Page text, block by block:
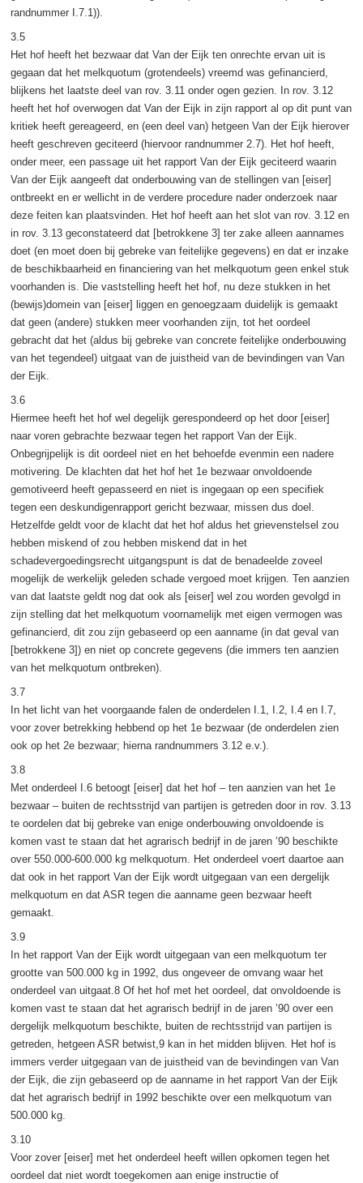
randnummer I.7.1)).
3.5
Het hof heeft het bezwaar dat Van der Eijk ten onrechte ervan uit is
gegaan dat het melkquotum (grotendeels) vreemd was gefinancierd,
blijkens het laatste deel van rov. 3.11 onder ogen gezien. In rov. 3.12
heeft het hof overwogen dat Van der Eijk in zijn rapport al op dit punt van
kritiek heeft gereageerd, en (een deel van) hetgeen Van der Eijk hierover
heeft geschreven geciteerd (hiervoor randnummer 2.7). Het hof heeft,
onder meer, een passage uit het rapport Van der Eijk geciteerd waarin
Van der Eijk aangeeft dat onderbouwing van de stellingen van [eiser]
ontbreekt en er wellicht in de verdere procedure nader onderzoek naar
deze feiten kan plaatsvinden. Het hof heeft aan het slot van rov. 3.12 en
in rov. 3.13 geconstateerd dat [betrokkene 3] ter zake alleen aannames
doet (en moet doen bij gebreke van feitelijke gegevens) en dat er inzake
de beschikbaarheid en financiering van het melkquotum geen enkel stuk
voorhanden is. Die vaststelling heeft het hof, nu deze stukken in het
(bewijs)domein van [eiser] liggen en genoegzaam duidelijk is gemaakt
dat geen (andere) stukken meer voorhanden zijn, tot het oordeel
gebracht dat het (aldus bij gebreke van concrete feitelijke onderbouwing
van het tegendeel) uitgaat van de juistheid van de bevindingen van Van
der Eijk.
3.6
Hiermee heeft het hof wel degelijk gerespondeerd op het door [eiser]
naar voren gebrachte bezwaar tegen het rapport Van der Eijk.
Onbegrijpelijk is dit oordeel niet en het behoefde evenmin een nadere
motivering. De klachten dat het hof het 1e bezwaar onvoldoende
gemotiveerd heeft gepasseerd en niet is ingegaan op een specifiek
tegen een deskundigenrapport gericht bezwaar, missen dus doel.
Hetzelfde geldt voor de klacht dat het hof aldus het grievenstelsel zou
hebben miskend of zou hebben miskend dat in het
schadevergoedingsrecht uitgangspunt is dat de benadeelde zoveel
mogelijk de werkelijk geleden schade vergoed moet krijgen. Ten aanzien
van dat laatste geldt nog dat ook als [eiser] wel zou worden gevolgd in
zijn stelling dat het melkquotum voornamelijk met eigen vermogen was
gefinancierd, dit zou zijn gebaseerd op een aanname (in dat geval van
[betrokkene 3]) en niet op concrete gegevens (die immers ten aanzien
van het melkquotum ontbreken).
3.7
In het licht van het voorgaande falen de onderdelen I.1, I.2, I.4 en I.7,
voor zover betrekking hebbend op het 1e bezwaar (de onderdelen zien
ook op het 2e bezwaar; hierna randnummers 3.12 e.v.).
3.8
Met onderdeel I.6 betoogt [eiser] dat het hof – ten aanzien van het 1e
bezwaar – buiten de rechtsstrijd van partijen is getreden door in rov. 3.13
te oordelen dat bij gebreke van enige onderbouwing onvoldoende is
komen vast te staan dat het agrarisch bedrijf in de jaren ’90 beschikte
over 550.000-600.000 kg melkquotum. Het onderdeel voert daartoe aan
dat ook in het rapport Van der Eijk wordt uitgegaan van een dergelijk
melkquotum en dat ASR tegen die aanname geen bezwaar heeft
gemaakt.
3.9
In het rapport Van der Eijk wordt uitgegaan van een melkquotum ter
grootte van 500.000 kg in 1992, dus ongeveer de omvang waar het
onderdeel van uitgaat.8 Of het hof met het oordeel, dat onvoldoende is
komen vast te staan dat het agrarisch bedrijf in de jaren ’90 over een
dergelijk melkquotum beschikte, buiten de rechtsstrijd van partijen is
getreden, hetgeen ASR betwist,9 kan in het midden blijven. Het hof is
immers verder uitgegaan van de juistheid van de bevindingen van Van
der Eijk, die zijn gebaseerd op de aanname in het rapport Van der Eijk
dat het agrarisch bedrijf in 1992 beschikte over een melkquotum van
500.000 kg.
3.10
Voor zover [eiser] met het onderdeel heeft willen opkomen tegen het
oordeel dat niet wordt toegekomen aan enige instructie of